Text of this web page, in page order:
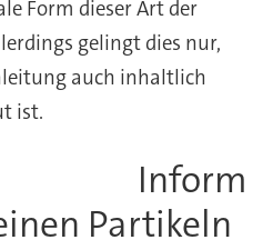
Form dieser Art der
gelingt dies nur,
auch inhaltlich
ist.
Inform
Partikeln